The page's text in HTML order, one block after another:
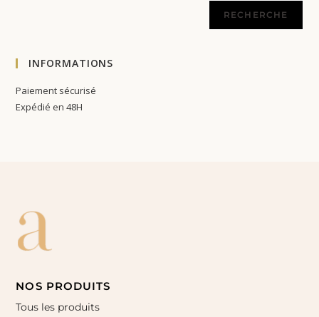
RECHERCHE
INFORMATIONS
Paiement sécurisé
Expédié en 48H
NOS PRODUITS
Tous les produits